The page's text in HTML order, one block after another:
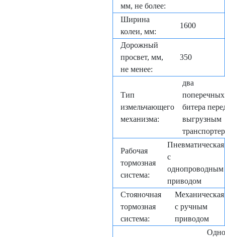
мм, не более:
Ширина
колеи, мм:
1600
Дорожный
просвет, мм,
не менее:
350
Тип
измельчающего
механизма:
два
поперечных
битера
выгрузным
Рабочая
тормозная
система:
Пневматическая
с
однопроводным
приводом
Стояночная
тормозная
система:
Механическая
с ручным
приводом